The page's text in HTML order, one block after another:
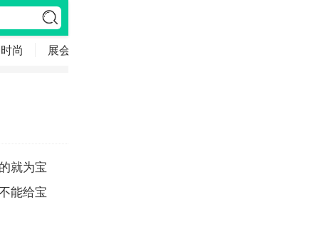
时尚 展会
就为宝
能给宝